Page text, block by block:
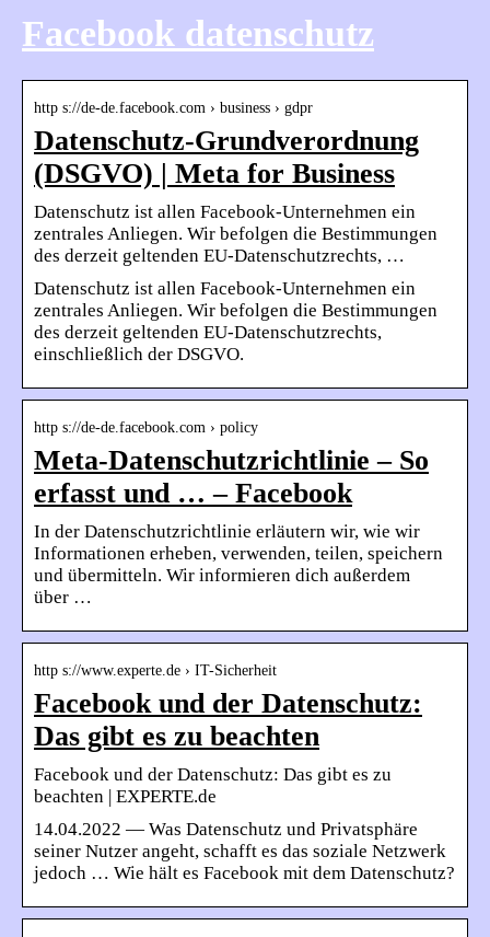
Facebook datenschutz
http s://de-de.facebook.com › business › gdpr
Datenschutz-Grundverordnung
(DSGVO) | Meta for Business
Datenschutz ist allen Facebook-Unternehmen ein
zentrales Anliegen. Wir befolgen die Bestimmungen
des derzeit geltenden EU-Datenschutzrechts, …
Datenschutz ist allen Facebook-Unternehmen ein
zentrales Anliegen. Wir befolgen die Bestimmungen
des derzeit geltenden EU-Datenschutzrechts,
einschließlich der DSGVO.
http s://de-de.facebook.com › policy
Meta-Datenschutzrichtlinie – So
erfasst und … – Facebook
In der Datenschutzrichtlinie erläutern wir, wie wir
Informationen erheben, verwenden, teilen, speichern
und übermitteln. Wir informieren dich außerdem
über …
http s://www.experte.de › IT-Sicherheit
Facebook und der Datenschutz:
Das gibt es zu beachten
Facebook und der Datenschutz: Das gibt es zu
beachten | EXPERTE.de
14.04.2022 — Was Datenschutz und Privatsphäre
seiner Nutzer angeht, schafft es das soziale Netzwerk
jedoch … Wie hält es Facebook mit dem Datenschutz?